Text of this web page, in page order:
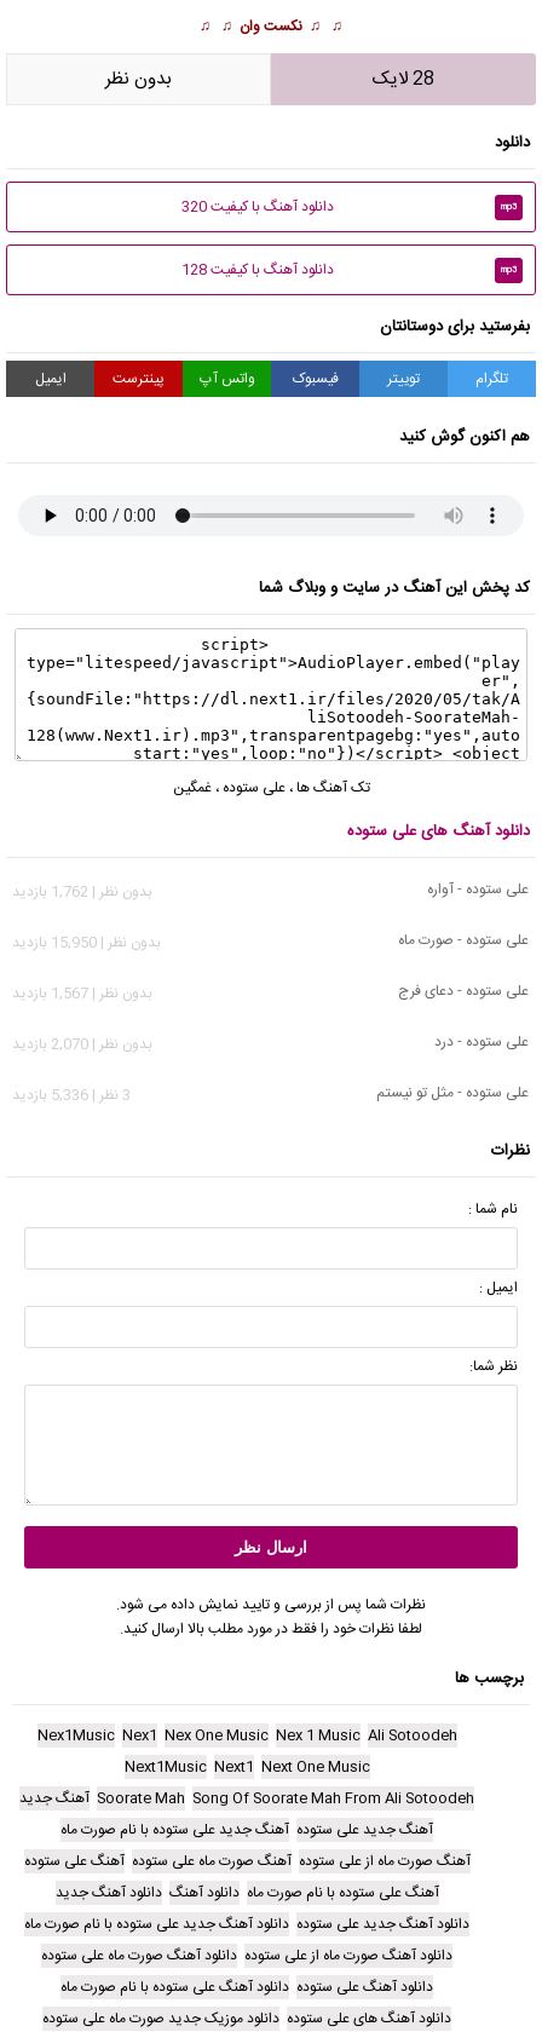
♫ ♫ نکست وان ♫ ♫
28 لایک بدون نظر
دانلود
mp3 دانلود آهنگ با کیفیت 320
mp3 دانلود آهنگ با کیفیت 128
بفرستید برای دوستانتان
تلگرام توییتر فیسبوک واتس آپ پینترست ایمیل
هم اکنون گوش کنید
کد پخش این آهنگ در سایت و وبلاگ شما
تک آهنگ ها،علی ستوده ،غمگین
دانلود آهنگ های علی ستوده
علی ستوده - آواره
بدون نظر | 1,762 بازدید
علی ستوده - صورت ماه
بدون نظر | 15,950 بازدید
علی ستوده - دعای فرج
بدون نظر | 1,567 بازدید
علی ستوده - درد
بدون نظر | 2,070 بازدید
علی ستوده - مثل تو نیستم
3 نظر | 5,336 بازدید
نظرات
نام شما :
ایمیل :
نظر شما:
نظرات شما پس از بررسی و تایید نمایش داده می شود.
لطفا نظرات خود را فقط در مورد مطلب بالا ارسال کنید.
برچسب ها
Ali Sotoodeh
Nex 1 Music
Nex One Music
Nex1
Nex1Music
Next One Music
Next1
Next1Music
Song Of Soorate Mah From Ali Sotoodeh
Soorate Mah آهنگ جدید
آهنگ جدید علی ستوده آهنگ جدید علی ستوده با نام صورت ماه
آهنگ صورت ماه از علی ستوده آهنگ صورت ماه علی ستوده آهنگ علی ستوده
آهنگ علی ستوده با نام صورت ماه دانلود آهنگ دانلود آهنگ جدید
دانلود آهنگ جدید علی ستوده دانلود آهنگ جدید علی ستوده با نام صورت ماه
دانلود آهنگ صورت ماه از علی ستوده دانلود آهنگ صورت ماه علی ستوده
دانلود آهنگ علی ستوده دانلود آهنگ علی ستوده با نام صورت ماه
دانلود آهنگ های علی ستوده دانلود موزیک جدید صورت ماه علی ستوده